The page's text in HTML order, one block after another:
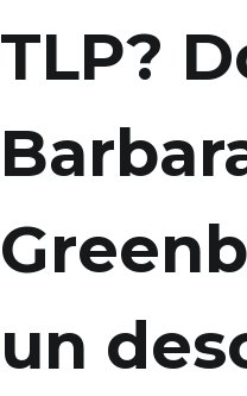
TLP?
un